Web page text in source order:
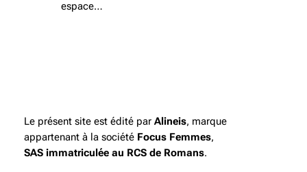
espace…
Le présent site est édité par Alineis, marque
appartenant à la société Focus Femmes,
SAS immatriculée au RCS de Romans.